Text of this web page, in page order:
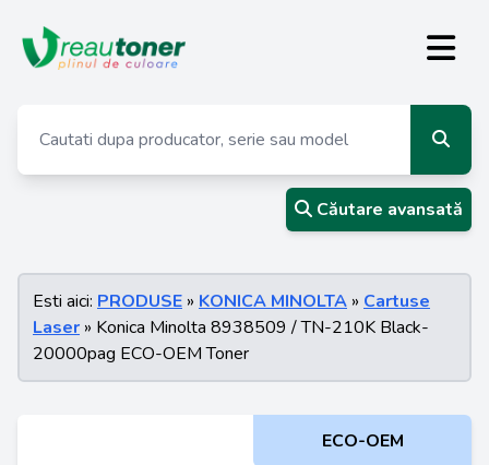
Căutare avansată
Esti aici: PRODUSE » KONICA MINOLTA » Cartuse
Laser » Konica Minolta 8938509 / TN-210K Black-
20000pag ECO-OEM Toner
ECO-OEM